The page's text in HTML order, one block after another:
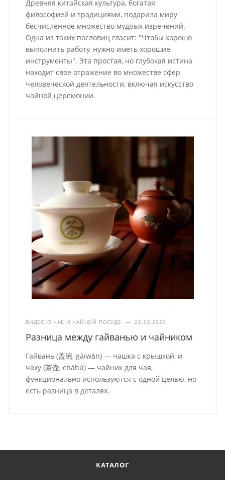
Древняя китайская культура, богатая
философией и традициями, подарила миру
бесчисленное множество мудрых изречений.
Одна из таких пословиц гласит: "Чтобы хорошо
выполнить работу, нужно иметь хорошие
инструменты". Эта простая, но глубокая истина
находит свое отражение во множестве сфер
человеческой деятельности, включая искусство
чайной церемонии.
ВИДЕО О ЧАЕ И ЧАЙНОЙ ПОСУДЕ — 22.06.2023
Разница между гайванью и чайником
Гайвань (盖碗, gàiwǎn) — чашка с крышкой, и
чаху (茶壶, cháhú) — чайник для чая,
функционально используются с одной целью, но
есть разница в деталях.
КАТАЛОГ